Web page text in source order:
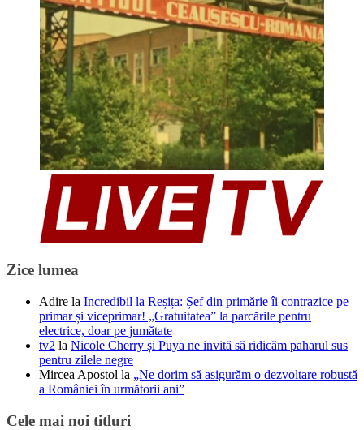
Zice lumea
Adire la Incredibil la Reșița: Șef din primărie îi contrazice pe
primar și viceprimar! „Gratuitatea” la parcările pentru
electrice, doar pe jumătate
tv2 la Nicole Cherry și Puya ne invită să ridicăm paharul sus
pentru zilele negre
Mircea Apostol la „Ne dorim să asigurăm o dezvoltare robustă
a României în următorii ani”
Cele mai noi titluri